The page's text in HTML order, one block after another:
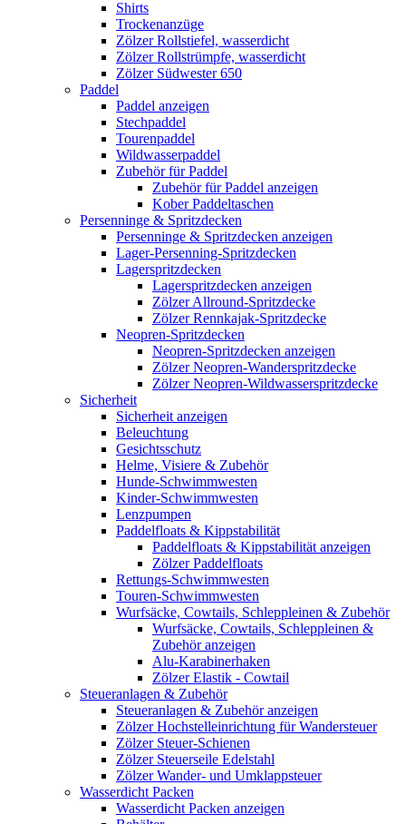
Shirts
Trockenanzüge
Zölzer Rollstiefel, wasserdicht
Zölzer Rollstrümpfe, wasserdicht
Zölzer Südwester 650
Paddel
Paddel anzeigen
Stechpaddel
Tourenpaddel
Wildwasserpaddel
Zubehör für Paddel
Zubehör für Paddel anzeigen
Kober Paddeltaschen
Persenninge & Spritzdecken
Persenninge & Spritzdecken anzeigen
Lager-Persenning-Spritzdecken
Lagerspritzdecken
Lagerspritzdecken anzeigen
Zölzer Allround-Spritzdecke
Zölzer Rennkajak-Spritzdecke
Neopren-Spritzdecken
Neopren-Spritzdecken anzeigen
Zölzer Neopren-Wanderspritzdecke
Zölzer Neopren-Wildwasserspritzdecke
Sicherheit
Sicherheit anzeigen
Beleuchtung
Gesichtsschutz
Helme, Visiere & Zubehör
Hunde-Schwimmwesten
Kinder-Schwimmwesten
Lenzpumpen
Paddelfloats & Kippstabilität
Paddelfloats & Kippstabilität anzeigen
Zölzer Paddelfloats
Rettungs-Schwimmwesten
Touren-Schwimmwesten
Wurfsäcke, Cowtails, Schleppleinen & Zubehör
Wurfsäcke, Cowtails, Schleppleinen &
Zubehör anzeigen
Alu-Karabinerhaken
Zölzer Elastik - Cowtail
Steueranlagen & Zubehör
Steueranlagen & Zubehör anzeigen
Zölzer Hochstelleinrichtung für Wandersteuer
Zölzer Steuer-Schienen
Zölzer Steuerseile Edelstahl
Zölzer Wander- und Umklappsteuer
Wasserdicht Packen
Wasserdicht Packen anzeigen